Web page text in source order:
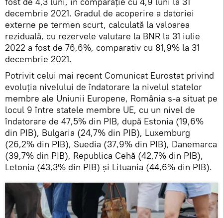
decembrie 2021. Gradul de acoperire a datoriei
externe pe termen scurt, calculată la valoarea
reziduală, cu rezervele valutare la BNR la 31 iulie
2022 a fost de 76,6%, comparativ cu 81,9% la 31
decembrie 2021.
Potrivit celui mai recent Comunicat Eurostat privind
evoluția nivelului de îndatorare la nivelul statelor
membre ale Uniunii Europene, România s-a situat pe
locul 9 între statele membre UE, cu un nivel de
îndatorare de 47,5% din PIB, după Estonia (19,6%
din PIB), Bulgaria (24,7% din PIB), Luxemburg
(26,2% din PIB), Suedia (37,9% din PIB), Danemarca
(39,7% din PIB), Republica Cehă (42,7% din PIB),
Letonia (43,3% din PIB) și Lituania (44,6% din PIB).